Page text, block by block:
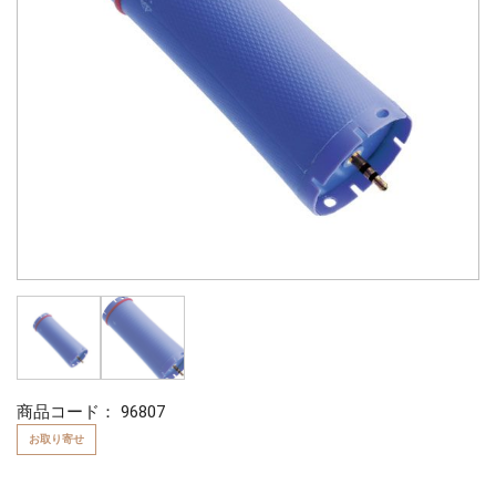
商品コード： 96807
お取り寄せ